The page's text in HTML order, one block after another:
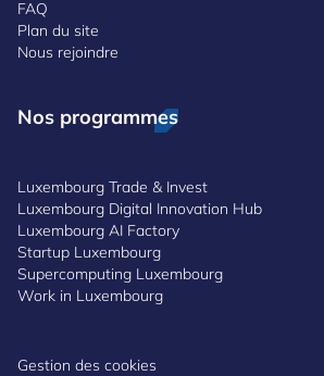
FAQ
Plan du site
Nous rejoindre
Nos programmes
Luxembourg Trade & Invest
Luxembourg Digital Innovation Hub
Luxembourg AI Factory
Startup Luxembourg
Supercomputing Luxembourg
Work in Luxembourg
Gestion des cookies